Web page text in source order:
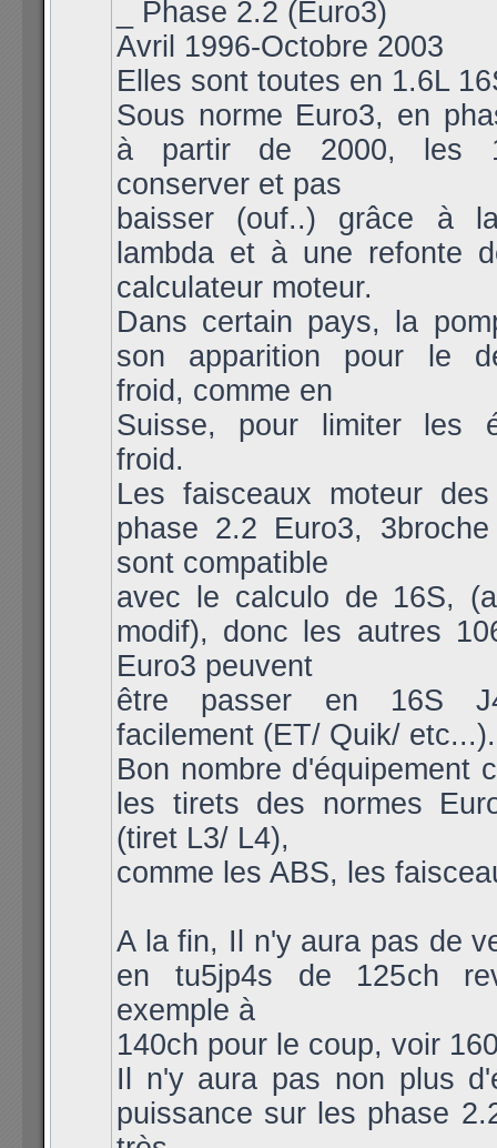
_ Phase 2.2 (Euro3)
Avril 1996-Octobre 2003
Elles sont toutes en 1.6L
Sous norme Euro3, en
à partir de 2000, les
conserver et pas
baisser (ouf..) grâce à
lambda et à une refonte
calculateur moteur.
Dans certain pays, la
son apparition pour le
froid, comme en
Suisse, pour limiter les
froid.
Les faisceaux moteur
phase 2.2 Euro3,
sont compatible
avec le calculo de 16S,
modif), donc les autres
Euro3 peuvent
être passer en 16S
facilement (ET/ Quik/ etc...).
Bon nombre d'équipement
les tirets des normes
(tiret L3/ L4),
comme les ABS, les
A la fin, Il n'y aura pas de
en tu5jp4s de 125ch
exemple à
140ch pour le coup, voir
Il n'y aura pas non plus
puissance sur les phase